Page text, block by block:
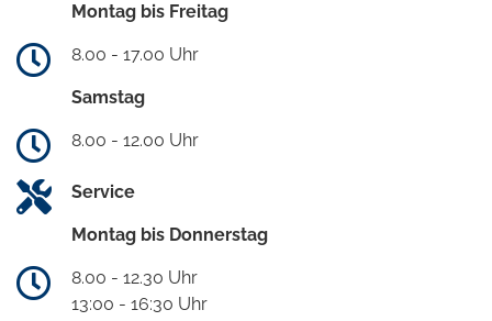
Montag bis Freitag
8.00 - 17.00 Uhr
Samstag
8.00 - 12.00 Uhr
Service
Montag bis Donnerstag
8.00 - 12.30 Uhr
13:00 - 16:30 Uhr